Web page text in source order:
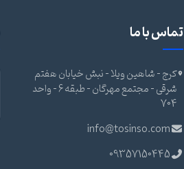
تماس با ما
کرج - شاهین ویلا - نبش خیابان هفتم
شرقی - مجتمع مهرگان - طبقه 6 - واحد
704
info@tosinso.com
09357150445